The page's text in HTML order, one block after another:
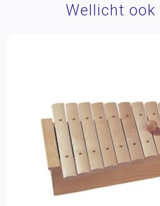
Wellicht ook